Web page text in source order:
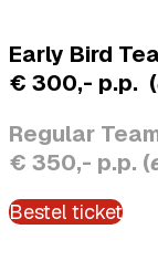
Early Bird
€ 300,- p.p. (
Regular
€ 350,- p.p. (
Bestel ticket